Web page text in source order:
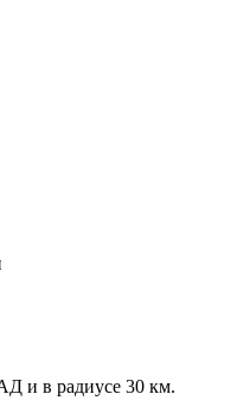
и в радиусе 30 км.